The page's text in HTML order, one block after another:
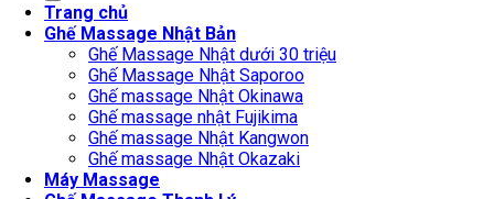
Trang chủ
Ghế Massage Nhật Bản
Ghế Massage Nhật dưới 30 triệu
Ghế Massage Nhật Saporoo
Ghế massage Nhật Okinawa
Ghế massage nhật Fujikima
Ghế massage Nhật Kangwon
Ghế massage Nhật Okazaki
Máy Massage